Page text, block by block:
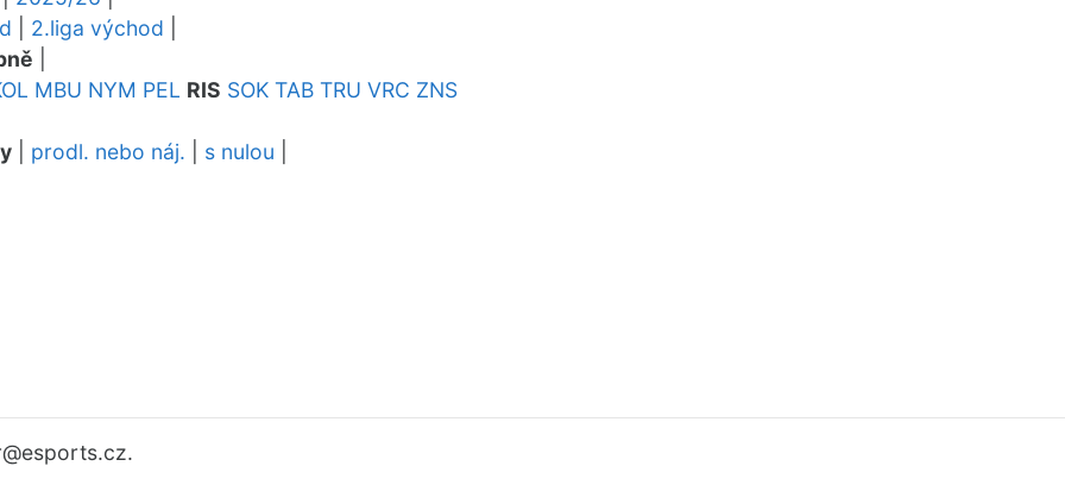
2.liga východ
MBU NYM PEL RIS SOK TAB TRU VRC ZNS
prodl. nebo náj. s nulou
@esports.cz.